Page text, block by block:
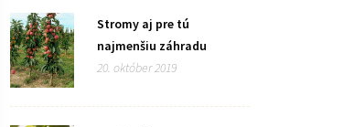
Stromy aj pre tú
najmenšiu záhradu
20. október 2019